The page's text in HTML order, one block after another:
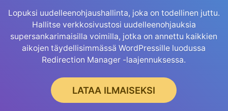
Lopuksi uudelleenohjaushallinta, joka on todellinen juttu.
Hallitse verkkosivustosi uudelleenohjauksia
supersankarimaisilla voimilla, jotka on annettu kaikkien
aikojen täydellisimmässä WordPressille luodussa
Redirection Manager -laajennuksessa.
LATAA ILMAISEKSI